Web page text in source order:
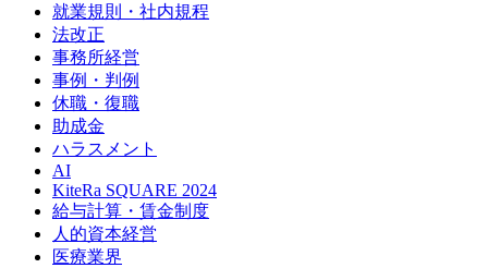
就業規則・社内規程
法改正
事務所経営
事例・判例
休職・復職
助成金
ハラスメント
AI
KiteRa SQUARE 2024
給与計算・賃金制度
人的資本経営
医療業界